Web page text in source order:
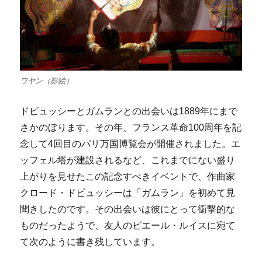
ワヤン（影絵）
ドビュッシーとガムランとの出会いは1889年にまで
さかのぼります。その年、フランス革命100周年を記
念して4回目のパリ万国博覧会が開催されました。エ
ッフェル塔が建設されるなど、これまでにない盛り
上がりを見せたこの記念すべきイベントで、作曲家
クロード・ドビュッシーは「ガムラン」を初めて見
聞きしたのです。その出会いは彼にとって衝撃的な
ものだったようで、友人のピエール・ルイスに宛て
て次のように書き残しています。